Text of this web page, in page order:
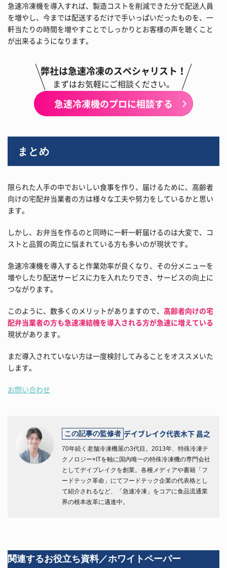
急速冷凍機を導入すれば、製造コストを削減できた分で配送人員
を増やし、今までは配送するだけで手いっぱいだったものを、一
軒当たりの時間を増やすことでしっかりとお客様の声を聴くこと
が出来るようになります。
弊社は急速冷凍のスペシャリスト！
まずはお気軽にご相談ください。
急速冷凍機のプロに相談する
まとめ
限られた人手の中でおいしい食事を作り、届けるために、高齢者
向けの宅配弁当業者の方は様々な工夫や努力をしているかと思い
ます。
しかし、お弁当を作るのと同時に一軒一軒届けるのは大変で、コ
ストと品質の両立に悩まれている方も多いのが現状です。
急速冷凍機を導入すると作業効率が良くなり、その分メニューを
増やしたり配送サービスに力を入れたりでき、サービスの向上に
つながります。
このように、数多くのメリットがありますので、 高齢者向けの宅
配弁当業者の方も急速凍結機を導入される方が急速に増えている
現状があります。
まだ導入されていない方は一度検討してみることをオススメいた
します。
お問い合わせ
この記事の監修者 デイブレイク代表木下 昌之
70年続く老舗冷凍機屋の3代目。2013年、特殊冷凍テ
クノロジー×ITを軸に国内唯一の特殊冷凍機の専門会社
としてデイブレイクを創業。各種メディアや書籍「フ
ードテック革命」にてフードテック企業の代表格とし
て紹介されるなど、「急速冷凍」をコアに食品流通業
界の根本改革に邁進中。
関連するお役立ち資料／ホワイトペーパー